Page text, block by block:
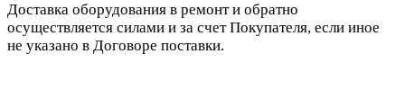
Доставка оборудования в ремонт и обратно
осуществляется силами и за счет Покупателя, если иное
не указано в Договоре поставки.